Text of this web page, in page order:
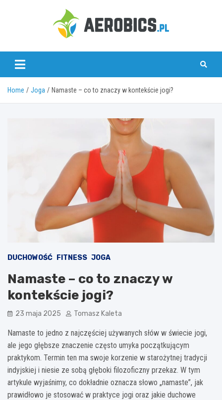
aerobics.pl
Home Joga Namaste – co to znaczy w kontekście jogi?
DUCHOWOŚĆ FITNESS JOGA
Namaste – co to znaczy w
kontekście jogi?
23 maja 2025 Tomasz Kaleta
Namaste to jedno z najczęściej używanych słów w świecie jogi,
ale jego głębsze znaczenie często umyka początkującym
praktykom. Termin ten ma swoje korzenie w starożytnej tradycji
indyjskiej i niesie ze sobą głęboki filozoficzny przekaz. W tym
artykule wyjaśnimy, co dokładnie oznacza słowo „namaste”, jak
prawidłowo je stosować w praktyce jogi oraz jakie duchowe